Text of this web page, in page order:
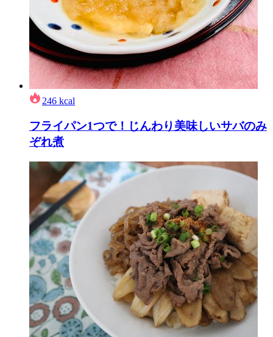
246 kcal
フライパン1つで！じんわり美味しいサバのみ
ぞれ煮